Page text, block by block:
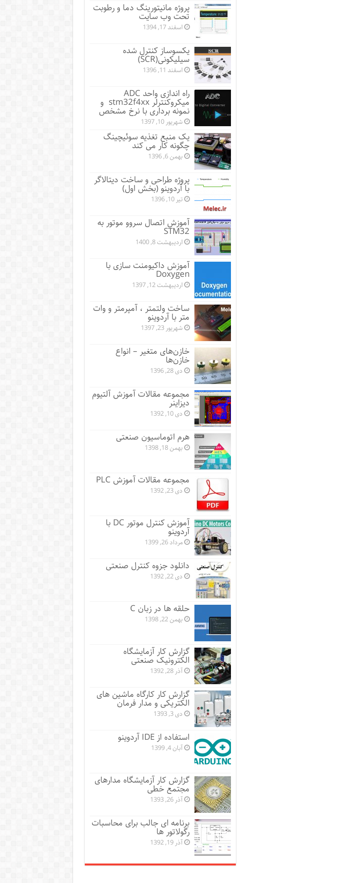
پروژه مانيتورينگ دما و رطوبت
تحت وب سایت
اسفند 17, 1394
یکسوساز کنترل شده
سیلیکونی(SCR)
اسفند 11, 1396
راه اندازی واحد ADC
میکروکنترلر stm32f4xx و
نمونه برداری با نرخ مشخص
شهریور 10, 1397
یک منبع تغذیه سوئیچینگ
چگونه کار می کند
بهمن 6, 1396
پروژه طراحی و ساخت دیتالاگر
با آردوینو (بخش اول)
تیر 10, 1396
آموزش اتصال سروو موتور به
STM32
اردیبهشت 8, 1400
آموزش داکیومنت سازی با
Doxygen
اردیبهشت 12, 1397
ساخت ولتمتر ، آمپرمتر و وات
متر با آردوینو
شهریور 23, 1397
خازن‌های متغیر – انواع
خازن‌ها
دی 28, 1396
مجموعه مقالات آموزش آلتیوم
دیزاینر
دی 10, 1392
هرم اتوماسیون صنعتی
بهمن 18, 1398
مجموعه مقالات آموزش PLC
دی 23, 1392
آموزش کنترل موتور DC با
آردوینو
مرداد 26, 1399
دانلود جزوه کنترل صنعتی
دی 22, 1392
حلقه ها در زبان C
بهمن 22, 1398
گزارش کار آزمایشگاه
الکترونیک صنعتی
آذر 28, 1392
گزارش کار کارگاه ماشین های
الکتریکی و مدار فرمان
دی 3, 1393
استفاده از IDE آردوینو
آبان 4, 1399
گزارش کار آزمایشگاه مدارهای
مجتمع خطی
آذر 26, 1393
برنامه ای جالب برای محاسبات
رگولاتور ها
آذر 19, 1392